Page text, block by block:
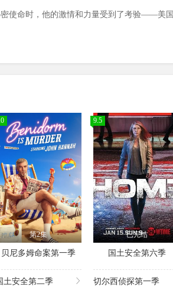
密使命时，他的激情和力量受到了考验——美国
第2集
贝尼多姆命案第一季
9.5
已完结
国土安全第六季
土安全第二季 切尔西侦探第一季